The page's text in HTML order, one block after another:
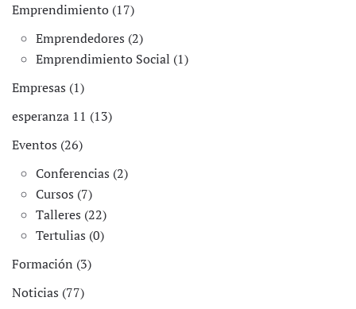
Emprendimiento (17)
Emprendedores (2)
Emprendimiento Social (1)
Empresas (1)
esperanza 11 (13)
Eventos (26)
Conferencias (2)
Cursos (7)
Talleres (22)
Tertulias (0)
Formación (3)
Noticias (77)